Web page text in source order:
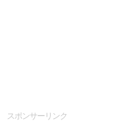
スポンサーリンク